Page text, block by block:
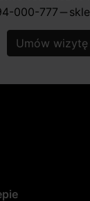
000-777 horizontal_rule
Umów wizytę